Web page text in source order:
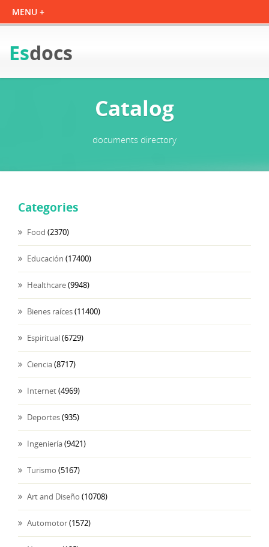
Esdocs
Catalog
documents directory
Categories
Food (2370)
Educación (17400)
Healthcare(9948)
Bienes raíces(11400)
Espiritual(6729)
Ciencia(8717)
Internet(4969)
Deportes(935)
Ingeniería(9421)
Turismo (5167)
Art and Diseño (10708)
Automotor(1572)